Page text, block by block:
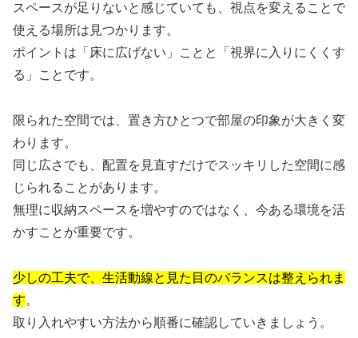
スペースが足りないと感じていても、視点を変えることで
使える場所は見つかります。
ポイントは「床に広げない」ことと「視界に入りにくくす
る」ことです。
限られた空間では、置き方ひとつで部屋の印象が大きく変
わります。
同じ広さでも、配置を見直すだけでスッキリした空間に感
じられることがあります。
無理に収納スペースを増やすのではなく、今ある環境を活
かすことが重要です。
少しの工夫で、生活動線と見た目のバランスは整えられま
す。
取り入れやすい方法から順番に確認していきましょう。